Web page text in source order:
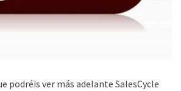
podréis ver más adelante SalesCycle